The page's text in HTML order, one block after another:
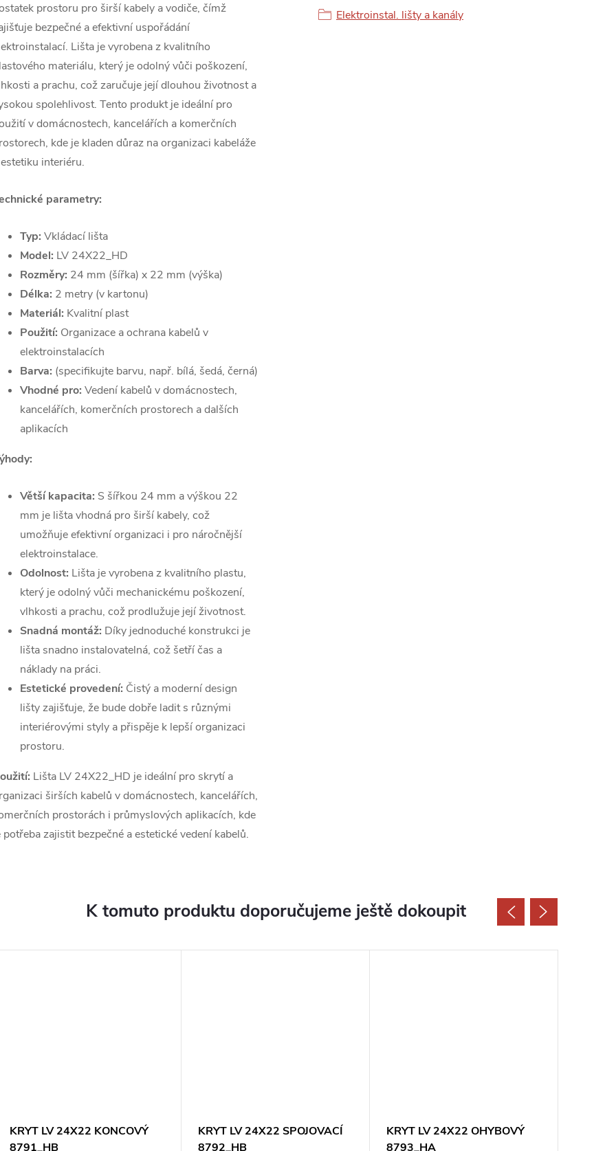
prostoru pro širší kabely a vodiče, čímž
bezpečné a efektivní uspořádání
Lišta je vyrobena z kvalitního
materiálu, který je odolný vůči poškození,
a prachu, což zaručuje její dlouhou životnost a
spolehlivost. Tento produkt je ideální pro
v domácnostech, kancelářích a komerčních
kde je kladen důraz na organizaci kabeláže
interiéru.
parametry:
Typ: Vkládací lišta
Model: LV 24X22_HD
Rozměry: 24 mm (šířka) x 22 mm (výška)
Délka: 2 metry (v kartonu)
Materiál: Kvalitní plast
Použití: Organizace a ochrana kabelů v
elektroinstalacích
Barva: (specifikujte barvu, např. bílá, šedá, černá)
Vhodné pro: Vedení kabelů v domácnostech,
kancelářích, komerčních prostorech a dalších
aplikacích
Větší kapacita: S šířkou 24 mm a výškou 22
mm je lišta vhodná pro širší kabely, což
umožňuje efektivní organizaci i pro náročnější
elektroinstalace.
Odolnost: Lišta je vyrobena z kvalitního plastu,
který je odolný vůči mechanickému poškození,
vlhkosti a prachu, což prodlužuje její životnost.
Snadná montáž: Díky jednoduché konstrukci je
lišta snadno instalovatelná, což šetří čas a
náklady na práci.
Estetické provedení: Čistý a moderní design
lišty zajišťuje, že bude dobře ladit s různými
interiérovými styly a přispěje k lepší organizaci
prostoru.
Lišta LV 24X22_HD je ideální pro skrytí a
širších kabelů v domácnostech, kancelářích,
prostorách i průmyslových aplikacích, kde
potřeba zajistit bezpečné a estetické vedení kabelů.
Elektroinstal. lišty a kanály
K tomuto produktu doporučujeme ještě dokoupit
KRYT LV 24X22 KONCOVÝ
8791_HB
KRYT LV 24X22 SPOJOVACÍ
8792_HB
KRYT LV 24X22 OHYBOVÝ
8793_HA